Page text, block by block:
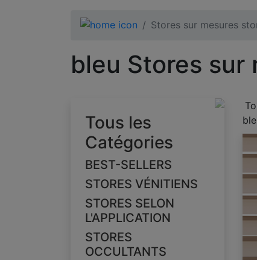
Stores sur mesures
bleu Stores sur
Tous les
Catégories
BEST-SELLERS
STORES VÉNITIENS
STORES SELON
L'APPLICATION
STORES
OCCULTANTS